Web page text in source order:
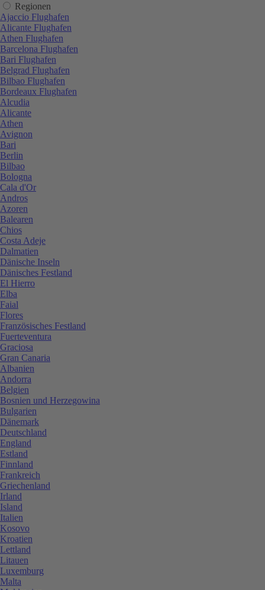
Regionen
Ajaccio Flughafen
Alicante Flughafen
Athen Flughafen
Barcelona Flughafen
Bari Flughafen
Belgrad Flughafen
Bilbao Flughafen
Bordeaux Flughafen
Alcudia
Alicante
Athen
Avignon
Bari
Berlin
Bilbao
Bologna
Cala d'Or
Andros
Azoren
Balearen
Chios
Costa Adeje
Dalmatien
Dänische Inseln
Dänisches Festland
El Hierro
Elba
Faial
Flores
Französisches Festland
Fuerteventura
Graciosa
Gran Canaria
Albanien
Andorra
Belgien
Bosnien und Herzegowina
Bulgarien
Dänemark
Deutschland
England
Estland
Finnland
Frankreich
Griechenland
Irland
Island
Italien
Kosovo
Kroatien
Lettland
Litauen
Luxemburg
Malta